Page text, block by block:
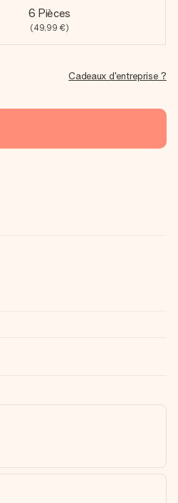
6 Pièces
(49,99 €)
Cadeaux d'entreprise ?